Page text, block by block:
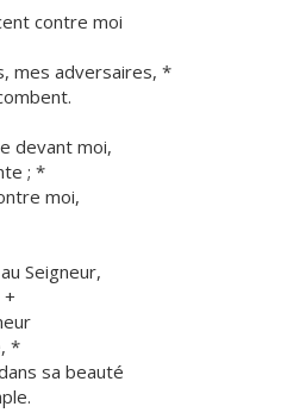
contre moi
mes adversaires, *
devant moi,
; *
moi,
Seigneur,
*
sa beauté